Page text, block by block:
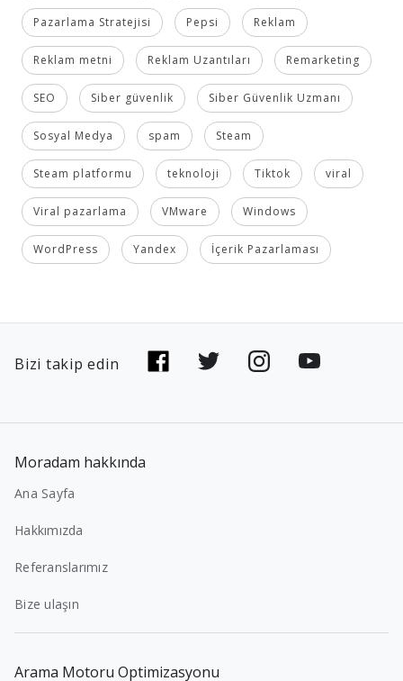
Pazarlama Stratejisi Pepsi Reklam
Reklam metni Reklam Uzantıları Remarketing
SEO Siber güvenlik Siber Güvenlik Uzmanı
Sosyal Medya spam Steam
Steam platformu teknoloji Tiktok viral
Viral pazarlama VMware Windows
WordPress Yandex İçerik Pazarlaması
Bizi takip edin
Moradam hakkında
Ana Sayfa
Hakkımızda
Referanslarımız
Bize ulaşın
Arama Motoru Optimizasyonu